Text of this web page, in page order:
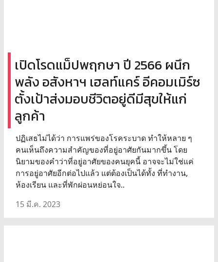
เปิดโรดแม็ปพฤกษา ปี 2566 ผนึก
พลัง อสังหาฯ เฮลท์แคร์ อีคอมเมิร์ซ
ตั้งเป้าส่งมอบชีวิตอยู่ดีมีสุขให้แก่
ลูกค้า
ปฏิเสธไม่ได้ว่า การแพร่ของโรคระบาด ทำให้หลาย ๆ
คนเห็นถึงความสำคัญของที่อยู่อาศัยกันมากขึ้น โดย
นิยามของคำว่าที่อยู่อาศัยของคนยุคนี้ อาจจะไม่ใช่แค่
การอยู่อาศัยอีกต่อไปแล้ว แต่ต้องเป็นได้ทั้ง ที่ทำงาน,
ห้องเรียน และที่พักผ่อนหย่อนใจ..
15 มี.ค. 2023